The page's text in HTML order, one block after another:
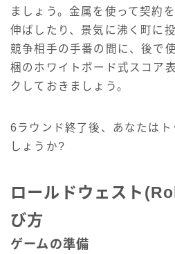
ましょう。金属を使って契約
伸ばしたり、景気に沸く町に
競争相手の手番の間に、後で
梱のホワイトボード式スコア
クしておきましょう。
6ラウンド終了後、あなたは
しょうか?
ロールドウェスト
び方
ゲームの準備